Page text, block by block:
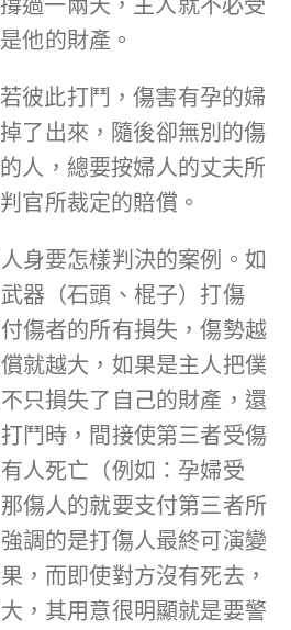
他的財產。
彼此打鬥，傷害有孕的婦
了出來，隨後卻無別的傷
人，總要按婦人的丈夫所
官所裁定的賠償。
身要怎樣判決的案例。如
器（石頭、棍子）打傷
傷者的所有損失，傷勢越
就越大，如果是主人把僕
只損失了自己的財產，還
鬥時，間接使第三者受傷
人死亡（例如：孕婦受
傷人的就要支付第三者所
調的是打傷人最終可演變
，而即使對方沒有死去，
，其用意很明顯就是要警